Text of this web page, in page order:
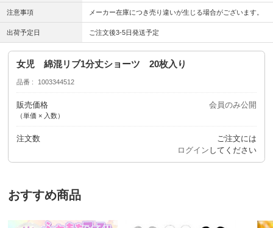
注意事項 メーカー在庫につき売り違いが生じる場合がございます。
出荷予定日 ご注文後3-5日発送予定
女児 綿混リブ1分丈ショーツ 20枚入り
品番 1003344512
販売価格
（単価 × 入数）
会員のみ公開
注文数
ご注文には
ログイン してください
おすすめ商品